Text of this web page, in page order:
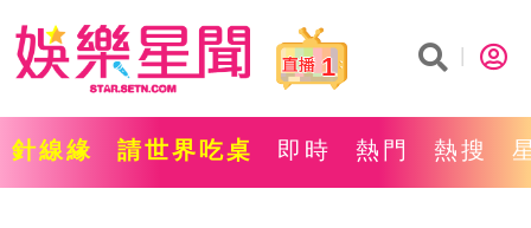
1
針線緣 請世界吃桌 即時 熱門 熱搜